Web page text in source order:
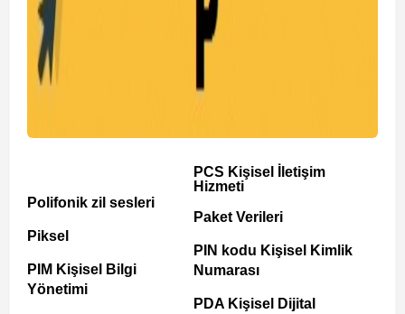
Polifonik zil sesleri
Piksel
PIM Kişisel Bilgi
Yönetimi
PCS Kişisel İletişim
Hizmeti
Paket Verileri
PIN kodu Kişisel Kimlik
Numarası
PDA Kişisel Dijital